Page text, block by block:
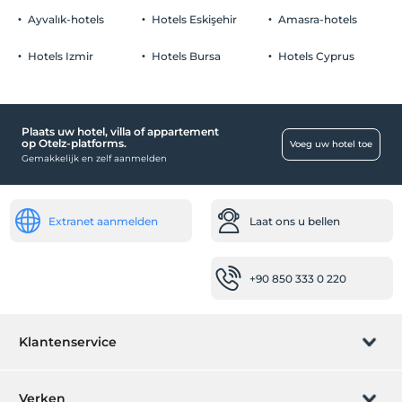
Klik om Speciale opmerkingen te bekijken.
Markt
Werkplekken
Fax/fotokopie
Luchthavenshuttle (betaald)
Eten op de kamer
Ayvalık-hotels
Hotels Izmir
Hotels Eskişehir
Hotels Bursa
Amasra-hotels
Hotels Cyprus
Plaats uw hotel, villa of appartement
op Otelz-platforms.
Gemakkelijk en zelf aanmelden
Voeg uw hotel toe
Extranet aanmelden Laat ons u bellen
+90 850 333 0 220
Klantenservice
Boeking beheren
Verken